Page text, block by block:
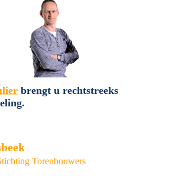
brengt u rechtstreeks
Torenbouwers